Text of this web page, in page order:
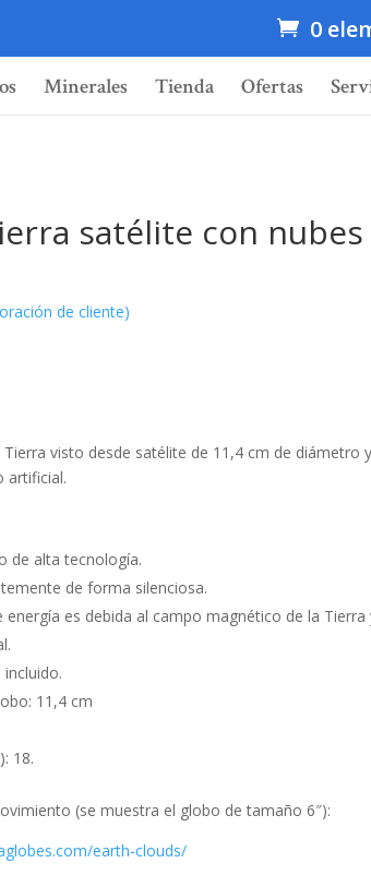
0
Minerales Tienda Ofertas
satélite con nubes
de cliente)
visto desde satélite de 11,4 cm de diámetro
artificial.
de alta tecnología.
de forma silenciosa.
energía es debida al campo magnético de la Tierra
11,4 cm
18.
(se muestra el globo de tamaño 6″):
earth-clouds/